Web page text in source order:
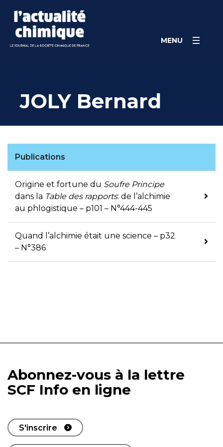
content
MENU
JOLY Bernard
Publications
Origine et fortune du Soufre Principe
dans la Table des rapports: de l’alchimie
au phlogistique – p101 – N°444-445
Quand l’alchimie était une science – p32
– N°386
Abonnez-vous à la lettre
SCF Info en ligne
S'inscrire